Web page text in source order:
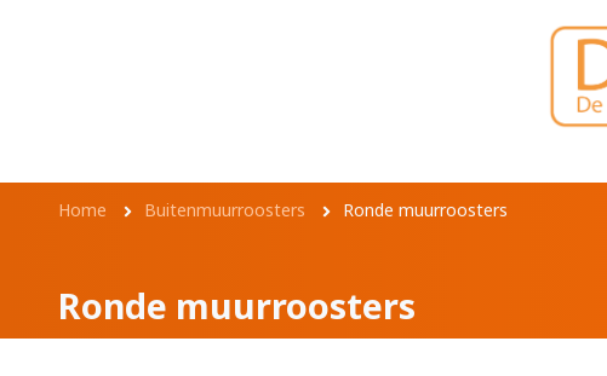
Kruimelpad
Home Buitenmuurroosters Ronde muurroosters
Ronde muurroosters